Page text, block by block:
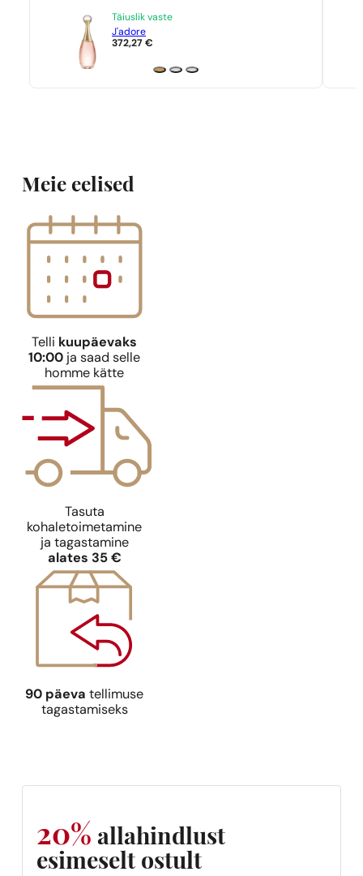
Täiuslik vaste
J'adore
372,27€
Meie eelised
Telli kuupäevaks
10:00 ja saad selle
homme kätte
Tasuta
kohaletoimetamine
ja tagastamine
alates 35 €
90 päeva tellimuse
tagastamiseks
20% allahindlust
esimeselt ostult